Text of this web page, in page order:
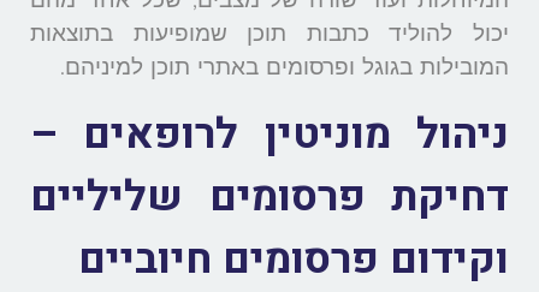
יכול להוליד כתבות תוכן שמופיעות בתוצאות
המובילות בגוגל ופרסומים באתרי תוכן למיניהם.
ניהול מוניטין לרופאים –
דחיקת פרסומים שליליים
וקידום פרסומים חיוביים